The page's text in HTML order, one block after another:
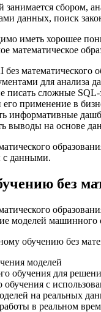
сбором,
данных, поиск
иметь хорошее
математического
для анализа
писать сложные SQL-
применение в
информативные
выводы на основе
с данными.
без
моделей
обучению без
моделей
обучения для
с
на реальных
в реальном